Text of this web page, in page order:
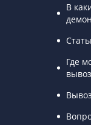
В
Где